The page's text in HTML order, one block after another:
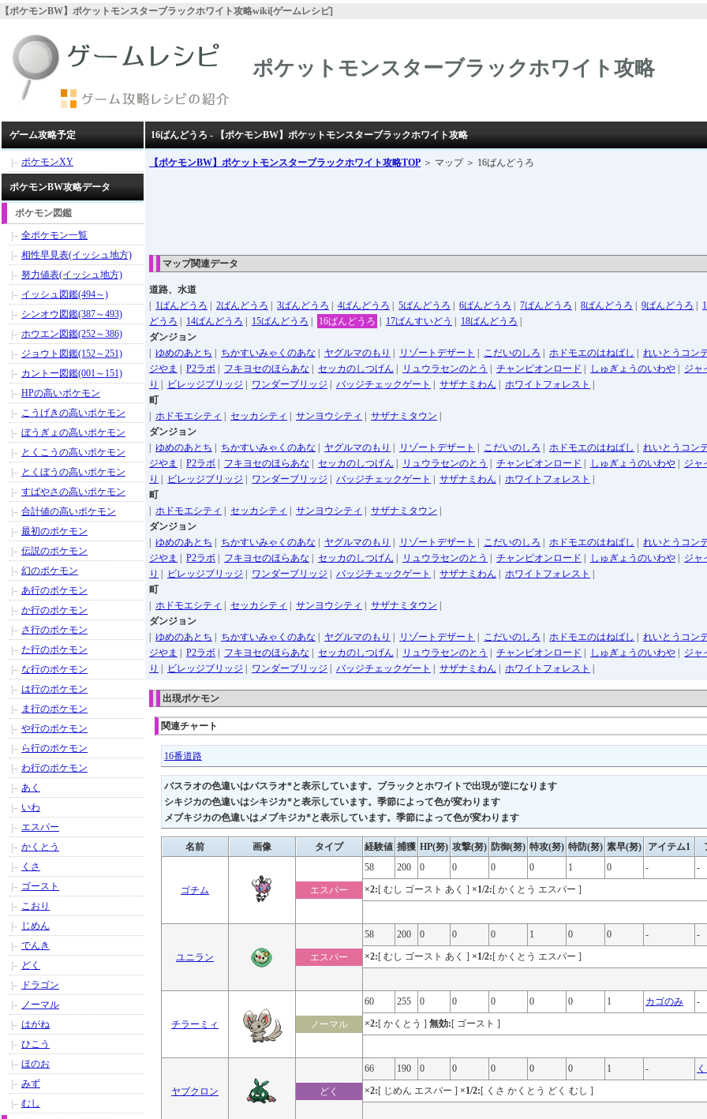
【ポケモンBW】ポケットモンスターブラックホワイト攻略wiki[ゲームレシピ]
ポケットモンスターブラックホワイト攻略
16ばんどうろ - 【ポケモンBW】ポケットモンスターブラックホワイト攻略
【ポケモンBW】ポケットモンスターブラックホワイト攻略TOP ＞ マップ ＞ 16ばんどうろ
マップ関連データ
道路、水道
1ばんどうろ 2ばんどうろ 3ばんどうろ 4ばんどうろ 5ばんどうろ 6ばんどうろ 7ばんどうろ 8ばんどうろ 9ばんどうろ
どうろ
14ばんどうろ 15ばんどうろ 16ばんどうろ 17ばんすいどう 18ばんどうろ
ダンジョン
ゆめのあとち ちかすいみゃくのあな ヤグルマのもり リゾートデザート こだいのしろ ホドモエのはねばし れいとうコン
ジやま
P2ラボ フキヨセのほらあな セッカのしつげん リュウラセンのとう チャンピオンロード しゅぎょうのいわや ジャ
り
ビレッジブリッジ ワンダーブリッジ バッジチェックゲート サザナミわん ホワイトフォレスト
町
ホドモエシティ セッカシティ サンヨウシティ サザナミタウン
ダンジョン
ゆめのあとち ちかすいみゃくのあな ヤグルマのもり リゾートデザート こだいのしろ ホドモエのはねばし れいとうコン
ジやま
P2ラボ フキヨセのほらあな セッカのしつげん リュウラセンのとう チャンピオンロード しゅぎょうのいわや ジャ
り
ビレッジブリッジ ワンダーブリッジ バッジチェックゲート サザナミわん ホワイトフォレスト
町
ホドモエシティ セッカシティ サンヨウシティ サザナミタウン
ダンジョン
ゆめのあとち ちかすいみゃくのあな ヤグルマのもり リゾートデザート こだいのしろ ホドモエのはねばし れいとうコン
ジやま
P2ラボ フキヨセのほらあな セッカのしつげん リュウラセンのとう チャンピオンロード しゅぎょうのいわや ジャ
り
ビレッジブリッジ ワンダーブリッジ バッジチェックゲート サザナミわん ホワイトフォレスト
町
ホドモエシティ セッカシティ サンヨウシティ サザナミタウン
ダンジョン
ゆめのあとち ちかすいみゃくのあな ヤグルマのもり リゾートデザート こだいのしろ ホドモエのはねばし れいとうコン
ジやま
P2ラボ フキヨセのほらあな セッカのしつげん リュウラセンのとう チャンピオンロード しゅぎょうのいわや ジャ
り
ビレッジブリッジ ワンダーブリッジ バッジチェックゲート サザナミわん ホワイトフォレスト
出現ポケモン
関連チャート
16番道路
バスラオの色違いはバスラオ*と表示しています。ブラックとホワイトで出現が逆になります
シキジカの色違いはシキジカ*と表示しています。季節によって色が変わります
メブキジカの色違いはメブキジカ*と表示しています。季節によって色が変わります
名前 画像 タイプ 経験値 捕獲 HP(努) 攻撃(努) 防御(努) 特攻(努) 特防(努) 素早(努) アイテム1
ゴチム エスパー
58 200 0 0 0 0 1 0 -
-
×2:[ むし ゴースト あく ] ×1/2:[ かくとう エスパー ]
ユニラン エスパー
58 200 0 0 0 1 0 0 -
-
×2:[ むし ゴースト あく ] ×1/2:[ かくとう エスパー ]
チラーミィ ノーマル
60 255 0 0 0 0 0 1 カゴのみ
-
×2:[ かくとう ] 無効:[ ゴースト ]
ヤブクロン どく
66 190 0 0 0 0 0 1 -
×2:[ じめん エスパー ] ×1/2:[ くさ かくとう どく むし ]
ゲーム攻略予定
ポケモンXY
ポケモンBW攻略データ
ポケモン図鑑
全ポケモン一覧
相性早見表(イッシュ地方)
努力値表(イッシュ地方)
イッシュ図鑑(494～)
シンオウ図鑑(387～493)
ホウエン図鑑(252～386)
ジョウト図鑑(152～251)
カントー図鑑(001～151)
HPの高いポケモン
こうげきの高いポケモン
ぼうぎょの高いポケモン
とくこうの高いポケモン
とくぼうの高いポケモン
すばやさの高いポケモン
合計値の高いポケモン
最初のポケモン
伝説のポケモン
幻のポケモン
あ行のポケモン
か行のポケモン
さ行のポケモン
た行のポケモン
な行のポケモン
は行のポケモン
ま行のポケモン
や行のポケモン
ら行のポケモン
わ行のポケモン
あく
いわ
エスパー
かくとう
くさ
ゴースト
こおり
じめん
でんき
どく
ドラゴン
ノーマル
はがね
ひこう
ほのお
みず
むし